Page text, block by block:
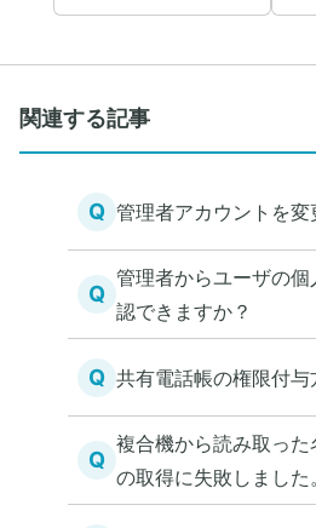
関連する記事
Q 管理者アカウントを変
Q
管理者からユーザの
認できますか？
Q 共有電話帳の権限付
Q
複合機から読み取っ
の取得に失敗しました
電話帳にアクセスでき